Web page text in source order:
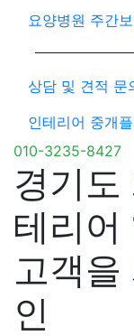
요양병원 주간
상담 및 견적 문
인테리어 중개
010-3235-8427
경기도
테리어
고객을
인